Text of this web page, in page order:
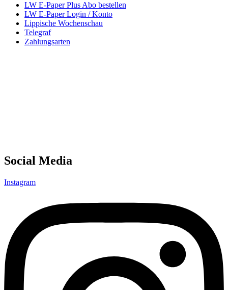
LW E-Paper Plus Abo bestellen
LW E-Paper Login / Konto
Lippische Wochenschau
Telegraf
Zahlungsarten
Social Media
Instagram